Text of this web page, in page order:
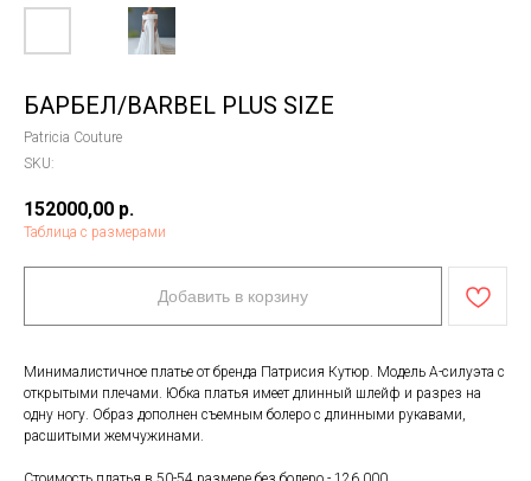
БАРБЕЛ/BARBEL PLUS SIZE
Patricia Couture
SKU:
152000,00 р.
Таблица с размерами
Добавить в корзину
Минималистичное платье от бренда Патрисия Кутюр. Модель А-силуэта с
открытыми плечами. Юбка платья имеет длинный шлейф и разрез на
одну ногу. Образ дополнен съемным болеро с длинными рукавами,
расшитыми жемчужинами.